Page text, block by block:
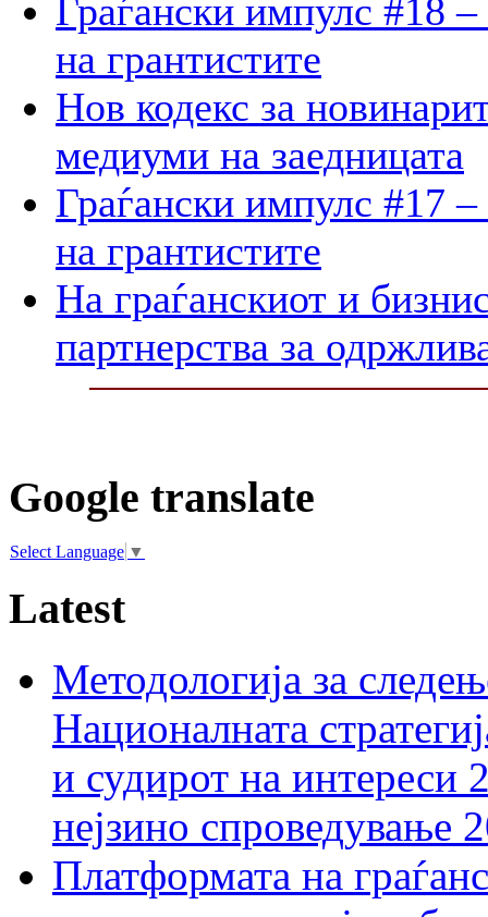
Граѓански импулс #18
на грантистите
Нов кодекс за
медиуми на заедницата
Граѓански импулс #17
на грантистите
На граѓанскиот и
партнерства за
Google translate
Select Language ▼
Latest
Методологија за
Националната
и судирот на интереси
нејзино спроведување
Платформата на